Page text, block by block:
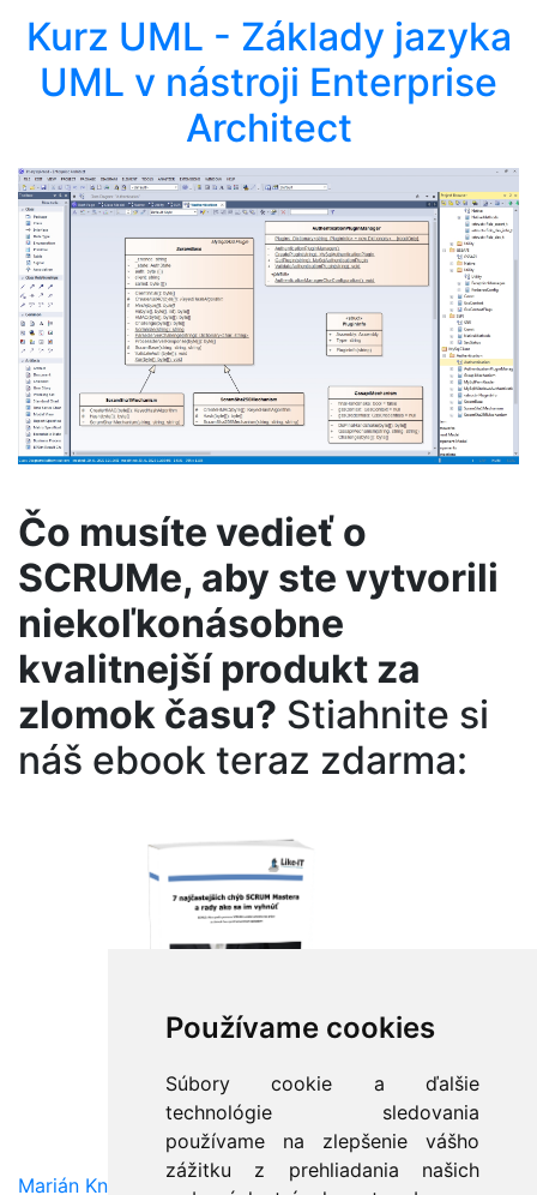
Používame cookies
Súbory cookie a ďalšie
technológie sledovania
používame na zlepšenie vášho
zážitku z prehliadania našich
Kurz UML - Základy jazyka
UML v nástroji Enterprise
Architect
Čo musíte vedieť o
SCRUMe, aby ste vytvorili
niekoľkonásobne
kvalitnejší produkt za
zlomok času? Stiahnite si
náš ebook teraz zdarma:
Marián Knězek